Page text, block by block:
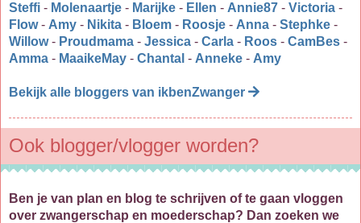
Steffi - Molenaartje - Marijke - Ellen - Annie87 - Victoria -
Flow- Amy - Nikita - Bloem - Roosje - Anna - Stephke -
Willow- Proudmama - Jessica - Carla - Roos - CamBes -
Amma - MaaikeMay - Chantal - Anneke - Amy
Bekijk alle bloggers van ikbenZwanger
Ook blogger/vlogger worden?
Ben je van plan en blog te schrijven of te gaan vloggen
over zwangerschap en moederschap? Dan zoeken we